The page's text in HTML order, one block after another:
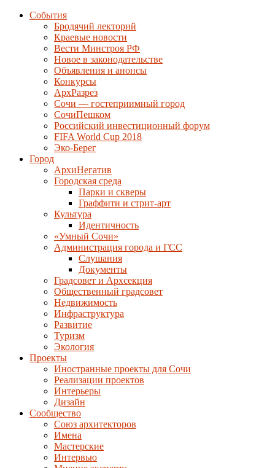
События
Бродячий лекторий
Краевые новости
Вести Минстроя РФ
Новое в законодательстве
Объявления и анонсы
Конкурсы
АрхРазрез
Сочи — гостеприимный город
СочиПешком
Российский инвестиционный форум
FIFA World Cup 2018
Эко-Берег
Город
АрхиНегатив
Городская среда
Парки и скверы
Граффити и стрит-арт
Культура
Идентичность
«Умный Сочи»
Администрация города и ГСС
Слушания
Документы
Градсовет и Архсекция
Общественный градсовет
Недвижимость
Инфраструктура
Развитие
Туризм
Экология
Проекты
Иностранные проекты для Сочи
Реализации проектов
Интерьеры
Дизайн
Сообщество
Союз архитекторов
Имена
Мастерские
Интервью